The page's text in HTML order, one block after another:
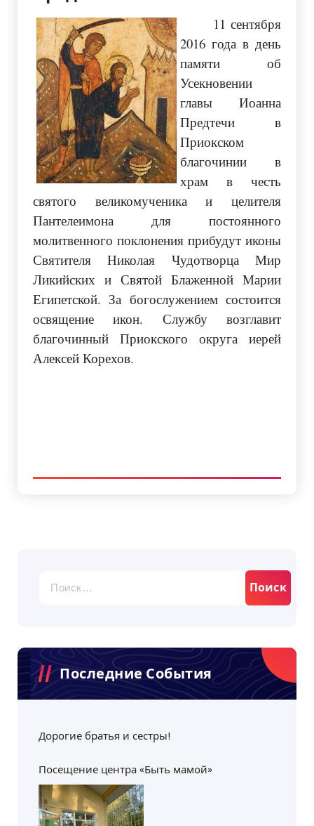
11 сентября
2016 года в день
памяти об
Усекновении
главы Иоанна
Предтечи в
Приокском
благочинии в
храм в честь
святого великомученика и целителя
Пантелеимона для постоянного
молитвенного поклонения прибудут иконы
Святителя Николая Чудотворца Мир
Ликийских и Святой Блаженной Марии
Египетской. За богослужением состоится
освящение икон. Службу возглавит
благочинный Приокского округа иерей
Алексей Корехов.
Последние События
Дорогие братья и сестры!
Посещение центра «Быть мамой»